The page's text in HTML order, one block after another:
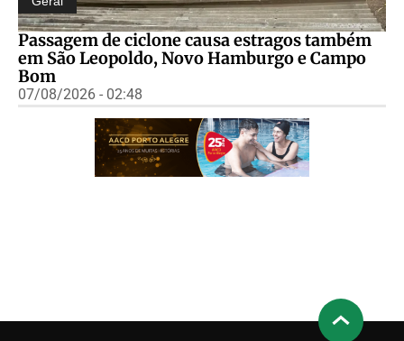
Passagem de ciclone causa estragos também
em São Leopoldo, Novo Hamburgo e Campo
Bom
07/08/2026 - 02:48